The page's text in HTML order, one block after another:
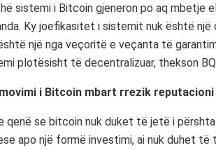
sistemi i Bitcoin gjeneron po aq mbetje
Ky joefikasitet i sistemit nuk është një
një nga veçoritë e veçanta të
plotësisht të decentralizuar, thekson
i Bitcoin mbart rrezik reputacioni
qenë se bitcoin nuk duket të jetë i
apo një formë investimi, ai nuk duhet të